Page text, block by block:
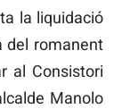
la liquidació
del romanent
al Consistori
Manolo